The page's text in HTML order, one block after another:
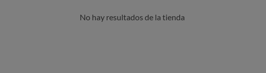
No hay resultados de la tienda